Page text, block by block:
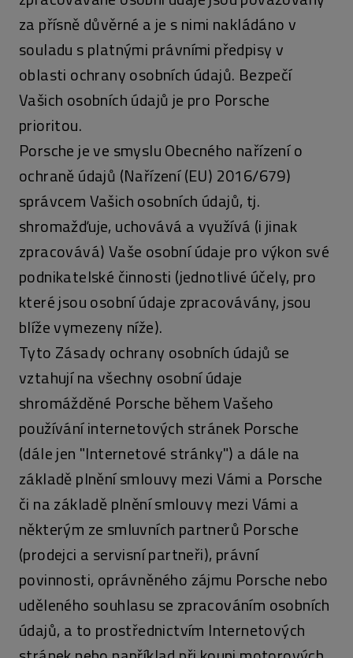
za přísně důvěrné a je s nimi nakládáno v
souladu s platnými právními předpisy v
oblasti ochrany osobních údajů. Bezpečí
Vašich osobních údajů je pro Porsche
prioritou.
Porsche je ve smyslu Obecného nařízení o
ochraně údajů (Nařízení (EU) 2016/679)
správcem Vašich osobních údajů, tj.
shromažďuje, uchovává a využívá (i jinak
zpracovává) Vaše osobní údaje pro výkon své
podnikatelské činnosti (jednotlivé účely, pro
které jsou osobní údaje zpracovávány, jsou
blíže vymezeny níže).
Tyto Zásady ochrany osobních údajů se
vztahují na všechny osobní údaje
shromážděné Porsche během Vašeho
používání internetových stránek Porsche
(dále jen "Internetové stránky") a dále na
základě plnění smlouvy mezi Vámi a Porsche
či na základě plnění smlouvy mezi Vámi a
některým ze smluvních partnerů Porsche
(prodejci a servisní partneři), právní
povinnosti, oprávněného zájmu Porsche nebo
uděleného souhlasu se zpracováním osobních
údajů, a to prostřednictvím Internetových